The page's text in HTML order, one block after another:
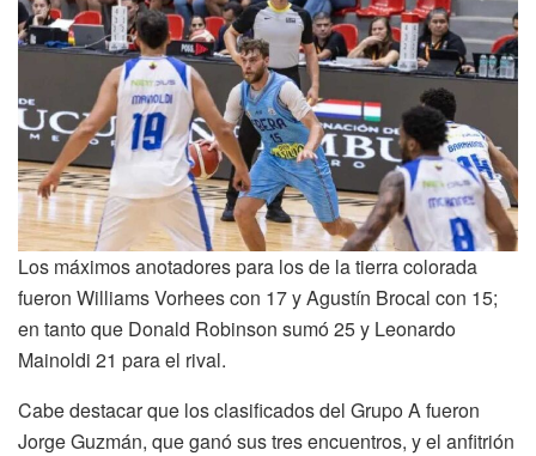
Los máximos anotadores para los de la tierra colorada
fueron Williams Vorhees con 17 y Agustín Brocal con 15;
en tanto que Donald Robinson sumó 25 y Leonardo
Mainoldi 21 para el rival.
Cabe destacar que los clasificados del Grupo A fueron
Jorge Guzmán, que ganó sus tres encuentros, y el anfitrión